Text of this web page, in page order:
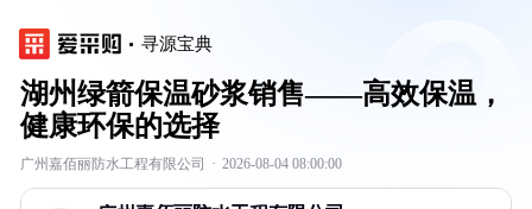
寻源宝典
湖州绿箭保温砂浆销售——高效保温，
健康环保的选择
广州嘉佰丽防水工程有限公司 · 2026-08-04 08:00:00